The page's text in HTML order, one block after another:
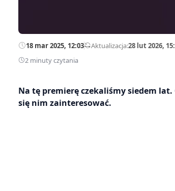
18 mar 2025, 12:03—Aktualizacja:28 lut 2026,
2 minuty czytania
Na tę premierę czekaliśmy siedem
się nim zainteresować.